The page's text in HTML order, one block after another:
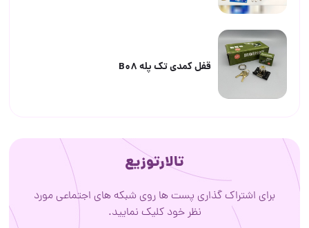
قفل کمدی تک پله B08
تالارتوزیع
برای اشتراک گذاری پست ها روی شبکه های اجتماعی مورد
نظر خود کلیک نمایید.